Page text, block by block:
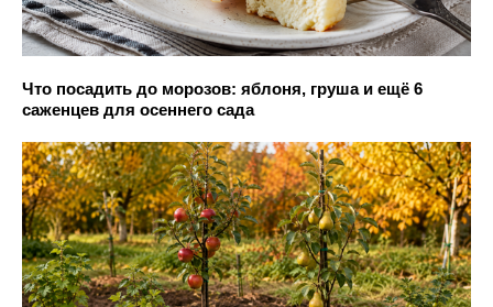
Что посадить до морозов: яблоня, груша и ещё 6
саженцев для осеннего сада